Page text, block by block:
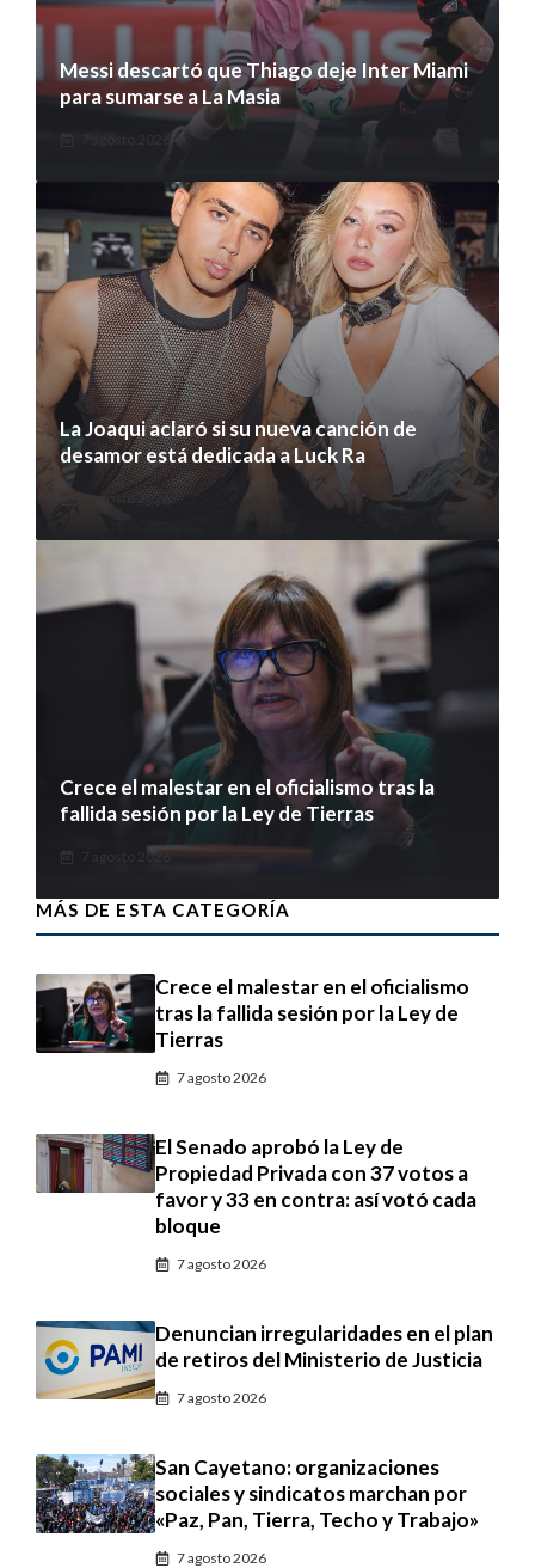
Messi descartó que Thiago deje Inter Miami
para sumarse a La Masia
La Joaqui aclaró si su nueva canción de
desamor está dedicada a Luck Ra
7 agosto 2026
Crece el malestar en el oficialismo tras la
fallida sesión por la Ley de Tierras
7 agosto 2026
MÁS DE ESTA CATEGORÍA
Crece el malestar en el oficialismo
tras la fallida sesión por la Ley de
Tierras
7 agosto 2026
El Senado aprobó la Ley de
Propiedad Privada con 37 votos a
favor y 33 en contra: así votó cada
bloque
7 agosto 2026
Denuncian irregularidades en el plan
de retiros del Ministerio de Justicia
7 agosto 2026
San Cayetano: organizaciones
sociales y sindicatos marchan por
«Paz, Pan, Tierra, Techo y Trabajo»
7 agosto 2026